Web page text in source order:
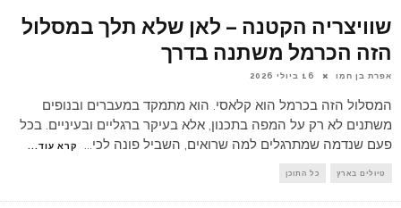
שוויצריה הקטנה – לאן שלא תלך במסלול
הזה הכרמל משתנה בדרך
אפרת בן חמו 16 ביולי 2026
המסלול הזה בכרמל הוא קלאסי. הוא מתמקד במעברים ובנופים
משתנים לא רק על המפה בתכנון, אלא בעיקר ברגליים ובעיניים. בכל
פעם שנדמה שמתרגלים למה שרואים, השביל פונה לכי... קרא עוד...
טיולים בארץ כל התוכן